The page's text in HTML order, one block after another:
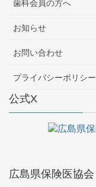
歯科会員の方へ
お知らせ
お問い合わせ
プライバシーポリシー
公式X
広島県保険医協会